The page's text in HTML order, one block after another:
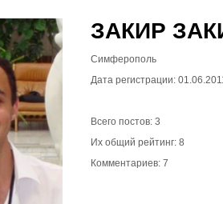
ЗАКИР
Симферополь
Дата регистрации:
Всего постов: 3
Их общий рейтинг: 8
Комментариев: 7